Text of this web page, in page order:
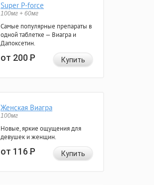
Super P-force
100мг + 60мг
Самые популярные препараты в
одной таблетке — Виагра и
Дапоксетин.
от 200Р Купить
Женская Виагра
100мг
Новые, яркие ощущения для
девушек и женщин.
от 116Р Купить